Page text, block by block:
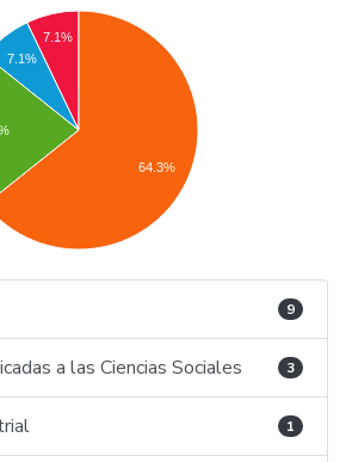
7.1%
7.1%
64.3%
9
a las Ciencias Sociales 3
1